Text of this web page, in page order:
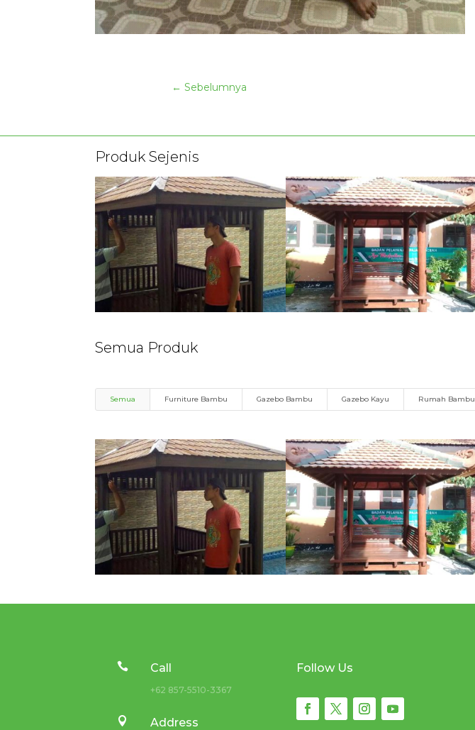
← Sebelumnya
Produk Sejenis
Semua Produk
Semua Furniture Bambu Gazebo Bambu Gazebo Kayu Rumah Bambu
 Call
+62 857-5510-3367
 Address
Follow Us